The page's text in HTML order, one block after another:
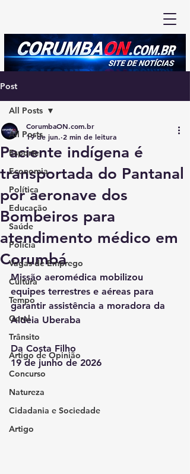
Post
All Posts
Esporte
Economia
Política
Educação
Saúde
Polícia
Vagas de Emprego
Cultura
Tempo
Geral
Trânsito
Artigo de Opinião
Concurso
Natureza
Cidadania e Sociedade
Artigo
All Posts
Paciente indígena é
transportada do Pantanal
por aeronave dos
Bombeiros para
atendimento médico em
Corumbá
CorumbaON.com.br
19 de jun. 2 min de leitura
Missão aeromédica mobilizou
equipes terrestres e aéreas para
garantir assistência a moradora da
Aldeia Uberaba
Da Costa Filho
19 de junho de 2026